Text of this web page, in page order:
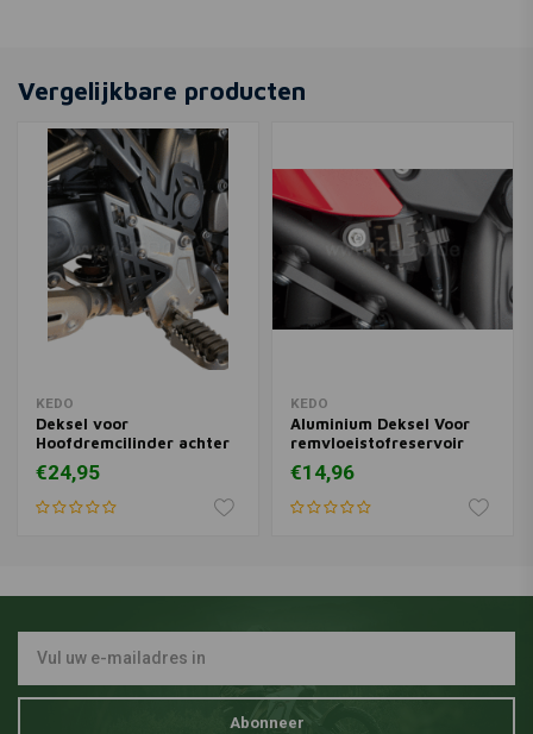
| Zwart, Gepoedercoat
€220,95
Vergelijkbare producten
KEDO
Deksel voor
Hoofdremcilinder achter
HD Yamaha Ténéré 700 |
Zwart Gecoat
€24,95
KEDO
Aluminium Deksel Voor
remvloeistofreservoir
Achter Yamaha Ténéré
700
€14,96
Abonneer